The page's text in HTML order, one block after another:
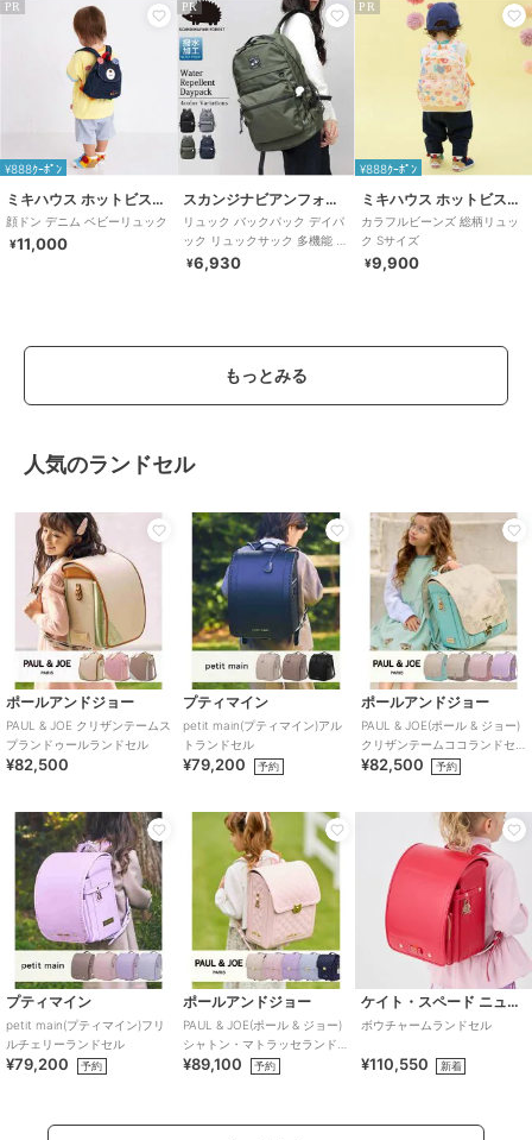
PR
¥888ｸｰﾎﾟﾝ
ミキハウス ホットビスケッツ
顔ドン デニム ベビーリュック
¥11,000
PR
スカンジナビアンフォレスト
リュック バックパック デイパ
ック リュックサック 多機能 レ
ディース 通勤 通学 マザーズリ
¥6,930
PR
¥888ｸｰﾎﾟﾝ
ミキハウス ホットビスケッツ
カラフルビーンズ 総柄リュッ
ク Sサイズ
¥9,900
もっとみる
人気のランドセル
ポールアンドジョー
PAUL & JOE クリザンテームス
プランドゥールランドセル
¥82,500
プティマイン
petit main(プティマイン)アル
トランドセル
¥79,200 予約
ポールアンドジョー
PAUL & JOE(ポール & ジョー)
クリザンテームココランドセ
ル
¥82,500 予約
プティマイン
petit main(プティマイン)フリ
ルチェリーランドセル
¥79,200 予約
ポールアンドジョー
PAUL & JOE(ポール & ジョー)
シャトン・マトラッセランド
セル
¥89,100 予約
ケイト・スペード ニューヨーク キッズ
ボウチャームランドセル
¥110,550 新着